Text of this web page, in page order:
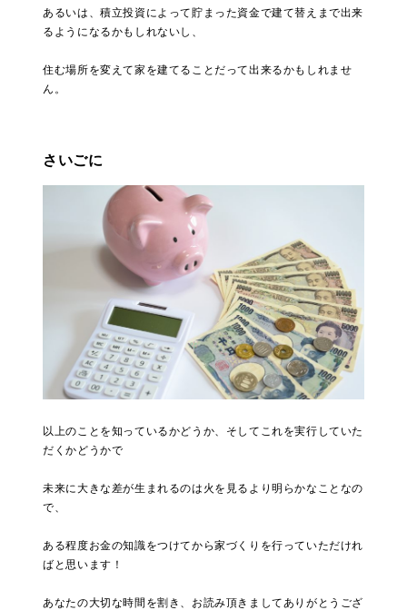
あるいは、積立投資によって貯まった資金で建て替えまで出来
るようになるかもしれないし、
住む場所を変えて家を建てることだって出来るかもしれませ
ん。
さいごに
以上のことを知っているかどうか、そしてこれを実行していた
だくかどうかで
未来に大きな差が生まれるのは火を見るより明らかなことなの
で、
ある程度お金の知識をつけてから家づくりを行っていただけれ
ばと思います！
あなたの大切な時間を割き、お読み頂きましてありがとうござ